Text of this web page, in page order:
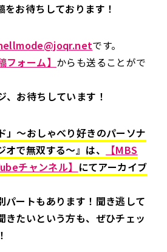
お待ちしております！
です。
フォーム】 からも送ることがで
、お待ちしています！
」～おしゃべり好きのパーソナ
で無双する～』は、
【MBS
チャンネル】 にてアーカイブ
パートもあります！聞き逃して
きたいという方も、ぜひチェッ